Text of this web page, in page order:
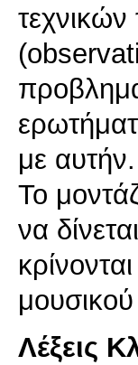
με αυτήν.
Το
να
Λέξεις